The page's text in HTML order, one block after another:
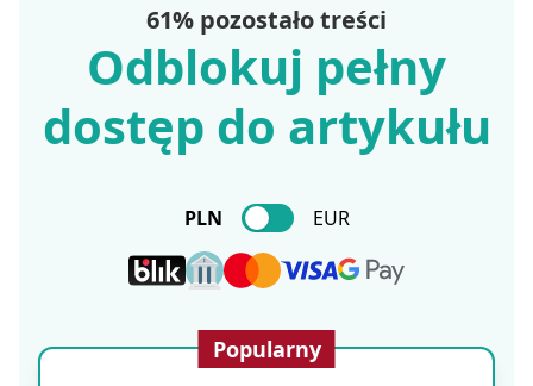
61% pozostało treści
Odblokuj pełny
dostęp do artykułu
PLN EUR
Popularny